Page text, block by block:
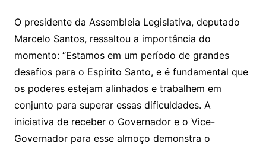
O presidente da Assembleia Legislativa, deputado
Marcelo Santos, ressaltou a importância do
momento: “Estamos em um período de grandes
desafios para o Espírito Santo, e é fundamental que
os poderes estejam alinhados e trabalhem em
conjunto para superar essas dificuldades. A
iniciativa de receber o Governador e o Vice-
Governador para esse almoço demonstra o